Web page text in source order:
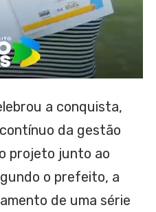
a conquista,
da gestão
projeto junto ao
o prefeito, a
de uma série